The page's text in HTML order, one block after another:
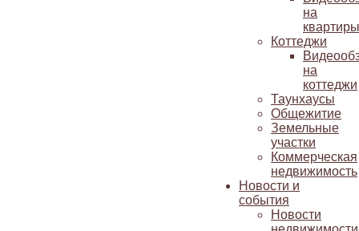
на
квартиры
Коттеджи
на
коттеджи
Таунхаусы
Общежитие
Земельные
участки
Коммерческая
недвижимость
Новости и
события
Новости